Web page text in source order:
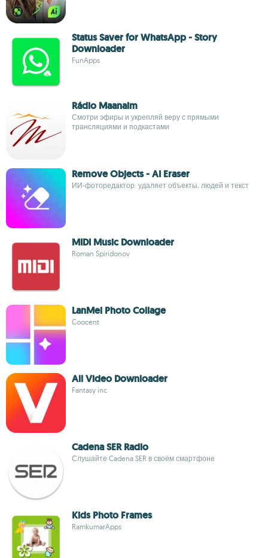
Status Saver for WhatsApp - Story
Downloader
FunApps
Rádio Maanaim
Смотри эфиры и укрепляй веру с прямыми
трансляциями и подкастами
Remove Objects - AI Eraser
ИИ-фоторедактор: удаляет объекты, людей и текст
MIDI Music Downloader
Roman Spiridonov
LanMei Photo Collage
Coocent
All Video Downloader
Fantasy inc
Cadena SER Radio
Слушайте Cadena SER в своём смартфоне
Kids Photo Frames
RamkumarApps